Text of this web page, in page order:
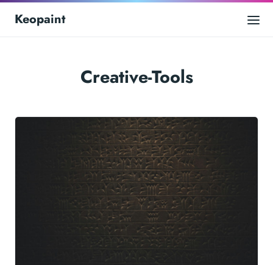
Keopaint
Creative-Tools